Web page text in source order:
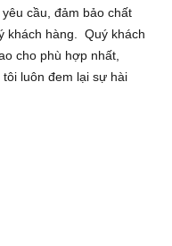
cầu, đảm bảo chất
khách hàng. Quý khách
cho phù hợp nhất,
luôn đem lại sự hài